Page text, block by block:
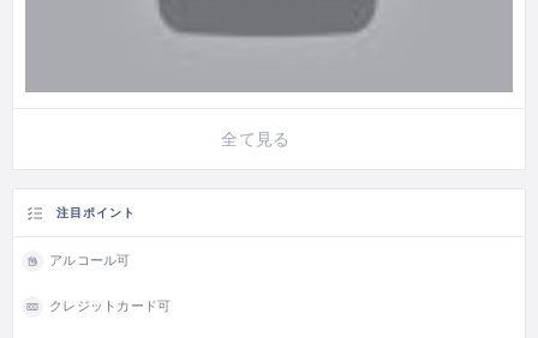
全て見る
注目ポイント
アルコール可
クレジットカード可